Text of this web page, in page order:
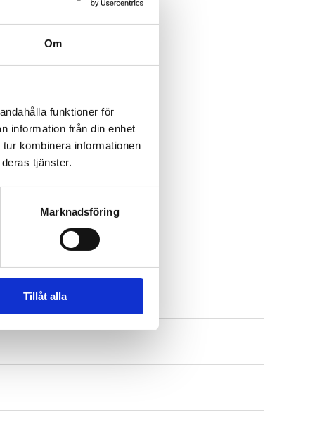
Om
funktioner för
information från din enhet
kombinera informationen
tjänster.
Marknadsföring
Tillåt alla